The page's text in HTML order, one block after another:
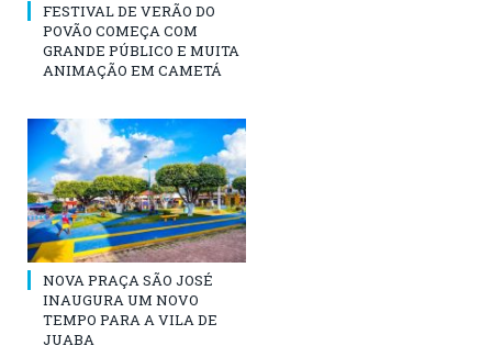
FESTIVAL DE VERÃO DO
POVÃO COMEÇA COM
GRANDE PÚBLICO E MUITA
ANIMAÇÃO EM CAMETÁ
NOVA PRAÇA SÃO JOSÉ
INAUGURA UM NOVO
TEMPO PARA A VILA DE
JUABA